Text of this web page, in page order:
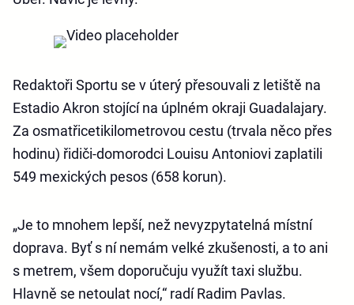
Redaktoři Sportu se v úterý přesouvali z letiště na
Estadio Akron stojící na úplném okraji Guadalajary.
Za osmatřicetikilometrovou cestu (trvala něco přes
hodinu) řidiči-domorodci Louisu Antoniovi zaplatili
549 mexických pesos (658 korun).
„Je to mnohem lepší, než nevyzpytatelná místní
doprava. Byť s ní nemám velké zkušenosti, a to ani
s metrem, všem doporučuju využít taxi službu.
Hlavně se netoulat nocí,“ radí Radim Pavlas.